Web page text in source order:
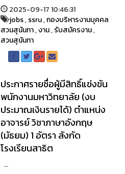
2025-09-17 10:46:31
jobs,ssru,กองบริหารงานบุคคล
สวนสุนันทา,งาน,รับสมัครงาน,
สวนสุนันทา
ประกาศรายชื่อผู้มีสิทธิ์แข่งขัน
พนักงานมหาวิทยาลัย (งบ
ประมาณเงินรายได้) ตำแหน่ง
อาจารย์ วิชาภาษาอังกฤษ
(มัธยม) 1 อัตรา สังกัด
โรงเรียนสาธิต
...